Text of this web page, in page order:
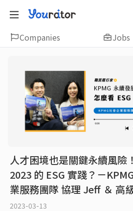
Companies Jobs
人才困境也是關鍵永續風險
2023 的 ESG 實踐？－
業服務團隊 協理 Jeff ＆ 高
2023-03-13